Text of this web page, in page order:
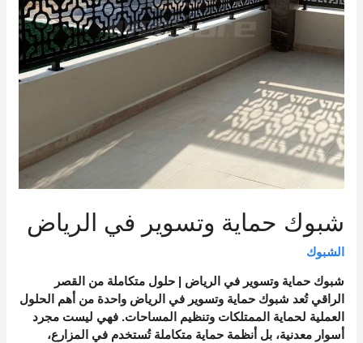
شبوك حماية وتسوير في الرياض
الشبوك
شبوك حماية وتسوير في الرياض | حلول متكاملة من القصر
الراقي تُعد شبوك حماية وتسوير في الرياض واحدة من أهم الحلول
العملية لحماية الممتلكات وتنظيم المساحات. فهي ليست مجرد
أسوار معدنية، بل أنظمة حماية متكاملة تُستخدم في المزارع،